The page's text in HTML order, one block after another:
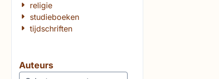
religie
studieboeken
tijdschriften
Auteurs